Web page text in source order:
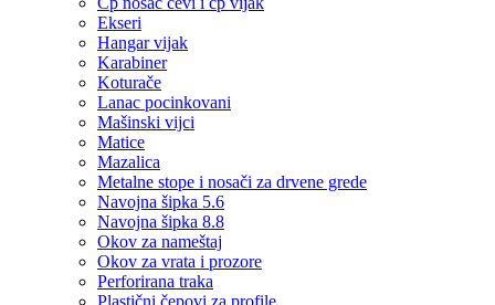
Ekseri
Hangar vijak
Karabiner
Koturače
Lanac pocinkovani
Mašinski vijci
Matice
Mazalica
Metalne stope i nosači za drvene grede
Navojna šipka 5.6
Navojna šipka 8.8
Okov za nameštaj
Okov za vrata i prozore
Perforirana traka
Plastični čepovi za profile